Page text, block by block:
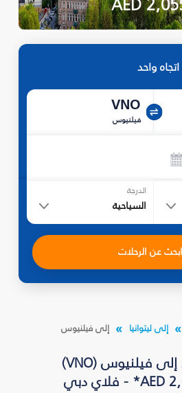
اتجاه واحد
VNO
فيلنيوس
الدرجة
السياحية
ابحث عن الرحلات
إلى ليتوانيا إلى فيلنيوس
رحلات الاتجاه الواحد إلى فيلنيوس (VNO)